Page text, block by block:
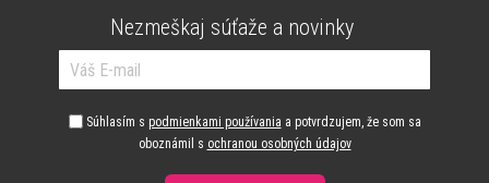
Nezmeškaj súťaže a novinky
Súhlasím s podmienkami používania a potvrdzujem, že som sa
oboznámil s ochranou osobných údajov